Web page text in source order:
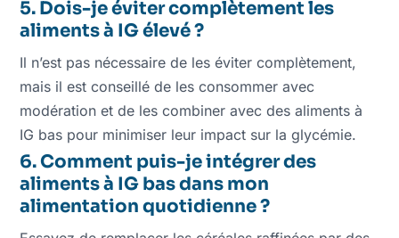
5. Dois-je éviter complètement les
aliments à IG élevé ?
Il n’est pas nécessaire de les éviter complètement,
mais il est conseillé de les consommer avec
modération et de les combiner avec des aliments à
IG bas pour minimiser leur impact sur la glycémie.
6. Comment puis-je intégrer des
aliments à IG bas dans mon
alimentation quotidienne ?